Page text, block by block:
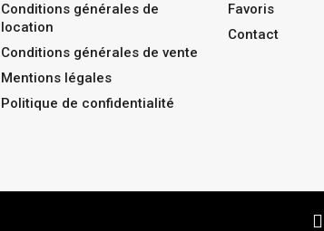
Conditions générales de
location
Conditions générales de vente
Mentions légales
Politique de confidentialité
Favoris
Contact